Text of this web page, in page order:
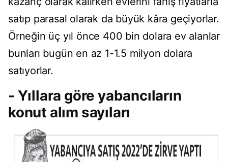
satıp parasal olarak da büyük kâra geçiyorlar.
Örneğin üç yıl önce 400 bin dolara ev alanlar
bunları bugün en az 1-1.5 milyon dolara
satıyorlar.
- Yıllara göre yabancıların
konut alım sayıları